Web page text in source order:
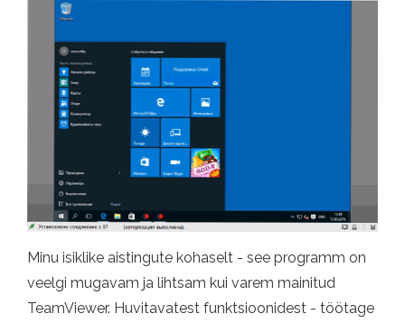
Minu isiklike aistingute kohaselt - see programm on
veelgi mugavam ja lihtsam kui varem mainitud
TeamViewer. Huvitavatest funktsioonidest - töötage